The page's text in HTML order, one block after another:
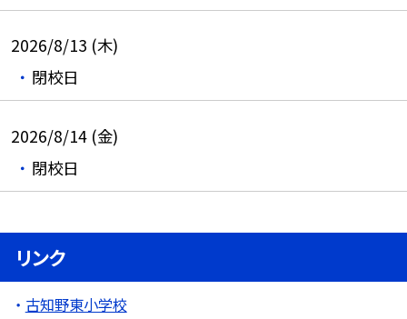
2026/8/13 (木)
閉校日
2026/8/14 (金)
閉校日
リンク
古知野東小学校